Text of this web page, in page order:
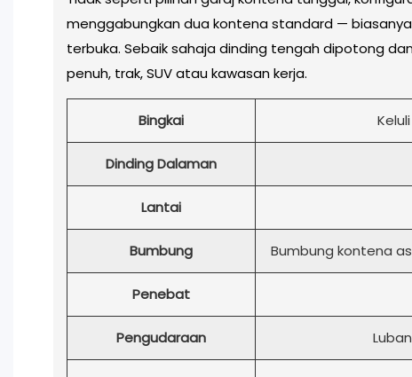
menggabungkan dua kontena standard —
terbuka. Sebaik sahaja dinding tengah dipotong
penuh, trak, SUV atau kawasan kerja.
Bingkai
Dinding Dalaman
Lantai
Bumbung Bumbung kontena
Penebat
Pengudaraan